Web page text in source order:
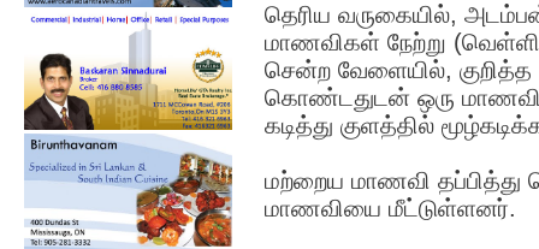
தெரிய வருகையில்,
மாணவிகள் நேற்று
சென்ற வேளையில், குறித்த
கொண்டதுடன் ஒரு
கடித்து குளத்தில்
மற்றைய மாணவி தப்பித்து
மாணவியை மீட்டுள்ளனர்.